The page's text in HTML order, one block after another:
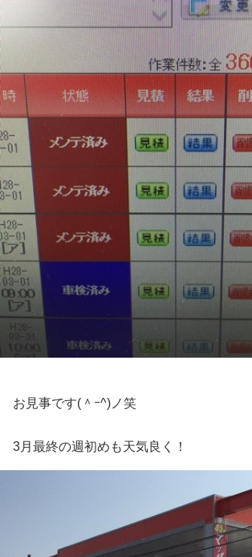
お見事です(＾ｰ^)ノ笑
3月最終の週初めも天気良く！